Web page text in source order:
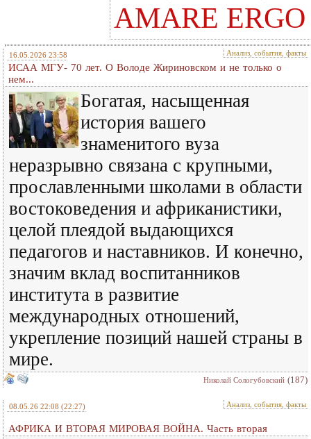
AMARE
16.05.2026 23:58 Анализ, события, факты
ИСАА МГУ- 70 лет. О Володе Жириновском и не только о
нем...
Богатая, насыщенная
история вашего
знаменитого вуза
неразрывно связана с крупными,
прославленными школами в области
востоковедения и африканистики,
целой плеядой выдающихся
педагогов и наставников. И конечно,
значим вклад воспитанников
института в развитие
международных отношений,
укрепление позиций нашей страны в
мире.
Николай Сологубовский (187)
08.05.26 22:08 (22:27) Анализ, события, факты
АФРИКА И ВТОРАЯ МИРОВАЯ ВОЙНА. Часть вторая